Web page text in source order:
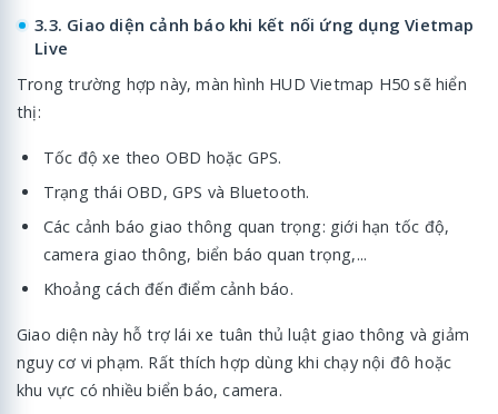
3.3. Giao diện cảnh báo khi kết nối ứng dụng Vietmap
Live
Trong trường hợp này, màn hình HUD Vietmap H50 sẽ hiển
thị:
Tốc độ xe theo OBD hoặc GPS.
Trạng thái OBD, GPS và Bluetooth.
Các cảnh báo giao thông quan trọng: giới hạn tốc độ,
camera giao thông, biển báo quan trọng,...
Khoảng cách đến điểm cảnh báo.
Giao diện này hỗ trợ lái xe tuân thủ luật giao thông và giảm
nguy cơ vi phạm. Rất thích hợp dùng khi chạy nội đô hoặc
khu vực có nhiều biển báo, camera.